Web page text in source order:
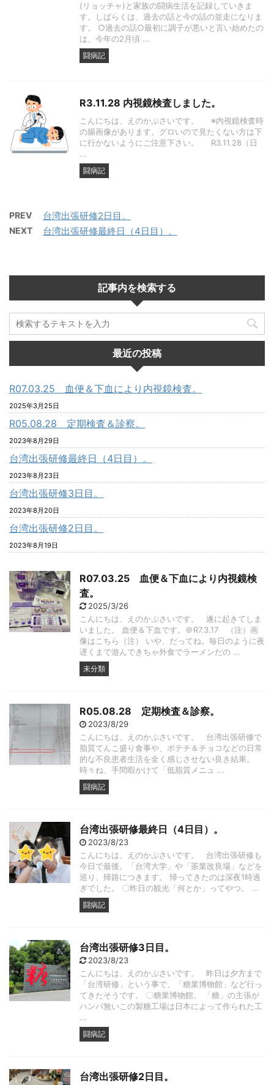
(リョッチャ)と家族の闘病生活を記録していきま
す。しばらくは、過去の話と今の話の並走になりま
す。 ○過去の話○最初に調子が悪いと言い始めたの
は、今年の2月頃 ...
闘病記
R3.11.28 内視鏡検査しました。
こんにちは、えのかぷさいです。 ※内視鏡検査時
の腸画像があります。グロいので見たくない方は下
に行かないようにご注意下さい。 R3.11.28（日
...
闘病記
PREV 台湾出張研修2日目。
NEXT 台湾出張研修最終日（4日目）。
記事内を検索する
最近の投稿
R07.03.25 血便＆下血により内視鏡検査。
2025年3月25日
R05.08.28 定期検査＆診察。
2023年8月29日
台湾出張研修最終日（4日目）。
2023年8月23日
台湾出張研修3日目。
2023年8月20日
台湾出張研修2日目。
2023年8月19日
R07.03.25 血便＆下血により内視鏡検
査。
2025/3/26
こんにちは、えのかぷさいです。 遂に起きてしま
いました。 血便＆下血です。＠R7.3.17 （注）画
像はこちら（注） いや、だってね。毎日のように夜
遅くまで遊んできちゃ外食でラーメンだの ...
未分類
R05.08.28 定期検査＆診察。
2023/8/29
こんにちは、えのかぷさいです。 台湾出張研修で
脂質てんこ盛り食事や、ポテチ＆チョコなどの日常
的な不良患者生活を全く感じさせない良き結果。
時々ね、手間暇かけて「低脂質メニュ ...
闘病記
台湾出張研修最終日（4日目）。
2023/8/23
こんにちは、えのかぷさいです。 台湾出張研修も
今日で最後。「台湾大学」や「茶業改良場」などを
巡り、帰路につきます。 帰ってきたのは深夜1時過
ぎでした。 〇昨日の観光「何とか」ってやつ。 ...
闘病記
台湾出張研修3日目。
2023/8/23
こんにちは、えのかぷさいです。 昨日は夕方まで
「台湾研修」という事で、「糖業博物館」など行っ
てきたそうです。 〇糖業博物館。 「糖」の主張が
ハンパ無いこの製糖工場は日本によって作られた工
...
闘病記
台湾出張研修2日目。